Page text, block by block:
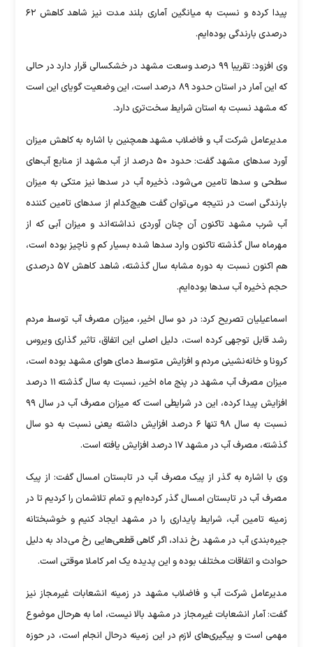
پیدا کرده و نسبت به میانگین آماری بلند مدت نیز شاهد کاهش ۶۲
درصدی بارندگی بوده‌ایم.
وی افزود: تقریبا ۹۹ درصد وسعت مشهد در خشکسالی قرار دارد در حالی
که این آمار در استان حدود ۸۹ درصد است، این وضعیت گویای این است
که مشهد نسبت به استان شرایط سخت‌تری دارد.
مدیرعامل شرکت آب و فاضلاب مشهد همچنین با اشاره به کاهش میزان
آورد سد‌های مشهد گفت: حدود ۵۰ درصد از آب مشهد از منابع آب‌های
سطحی و سد‌ها تامین می‌شود، ذخیره آب در سد‌ها نیز متکی به میزان
بارندگی است در نتیجه می‌توان گفت هیچ‌کدام از سد‌های تامین کننده
آب شرب مشهد تاکنون آن چنان آوردی نداشته‌اند و میزان آبی که از
مهرماه سال گذشته تاکنون وارد سد‌ها شده بسیار کم و ناچیز بوده است،
هم اکنون نسبت به دوره مشابه سال گذشته، شاهد کاهش ۵۷ درصدی
حجم ذخیره آب سد‌ها بوده‌ایم.
اسماعیلیان تصریح کرد: در دو سال اخیر، میزان مصرف آب توسط مردم
رشد قابل توجهی کرده است، دلیل اصلی این اتفاق، تاثیر گذاری ویروس
کرونا و خانه‌نشینی مردم و افزایش متوسط دمای هوای مشهد بوده است،
میزان مصرف آب مشهد در پنج ماه اخیر، نسبت به سال گذشته ۱۱ درصد
افزایش پیدا کرده، این در شرایطی است که میزان مصرف آب در سال ۹۹
نسبت به سال ۹۸ تنها ۶ درصد افزایش داشته یعنی نسبت به دو سال
گذشته، مصرف آب در مشهد ۱۷ درصد افزایش یافته است.
وی با اشاره به گذر از پیک مصرف آب در تابستان امسال گفت: از پیک
مصرف آب در تابستان امسال گذر کرده‌ایم و تمام تلاشمان را کردیم تا در
زمینه تامین آب، شرایط پایداری را در مشهد ایجاد کنیم و خوشبختانه
جیره‌بندی آب در مشهد رخ نداد، اگر گاهی قطعی‌هایی رخ می‌داد به دلیل
حوادث و اتفاقات مختلف بوده و این پدیده یک امر کاملا موقتی است.
مدیرعامل شرکت آب و فاضلاب مشهد در زمینه انشعابات غیرمجاز نیز
گفت: آمار انشعابات غیرمجاز در مشهد بالا نیست، اما به هرحال موضوع
مهمی است و پیگیری‌های لازم در این زمینه درحال انجام است، در حوزه